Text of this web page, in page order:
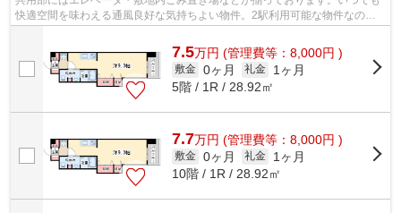
快適空間を味わえる通風良好な気持ちよい物件。2駅利用可能な物件なので
7.5万円 (管理費等：8,000円 )
敷金 0ヶ月 礼金
1ヶ月
5階 / 1R / 28.92㎡
7.7万円 (管理費等：8,000円 )
敷金 0ヶ月 礼金
1ヶ月
10階 / 1R / 28.92㎡